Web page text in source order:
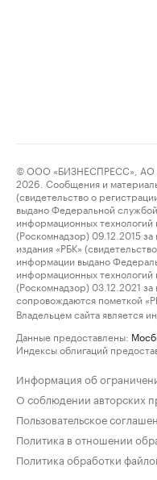
© ООО «БИЗНЕСПРЕСС», АО
2026. Сообщения и
(свидетельство о
выдано Федеральной
информационных
(Роскомнадзор) 09.12.2015
издания «РБК»
информации выдано
информационных
(Роскомнадзор) 03.12.2021
сопровождаются пометкой
Владельцем сайта является
Данные предоставлены:
Индексы облигаций
Информация об
О соблюдении авторских
Пользовательское
Политика в отношении
Политика обработки